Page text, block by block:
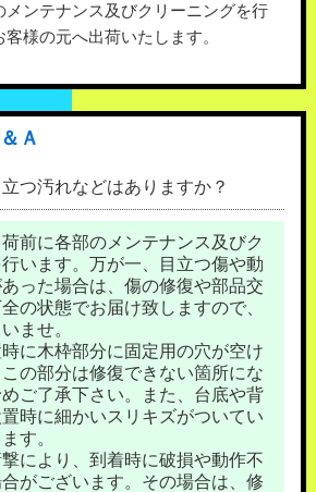
メンテナンス及びクリーニングを行
様の元へ出荷いたします。
Ａ
つ汚れなどはありますか？
前に各部のメンテナンス及びク
います。万が一、目立つ傷や動
った場合は、傷の修復や部品交
の状態でお届け致しますので、
ませ。
に木枠部分に固定用の穴が空け
の部分は修復できない箇所にな
ご了承下さい。また、台底や背
時に細かいスリキズがついてい
す。
により、到着時に破損や動作不
がございます。その場合は、修